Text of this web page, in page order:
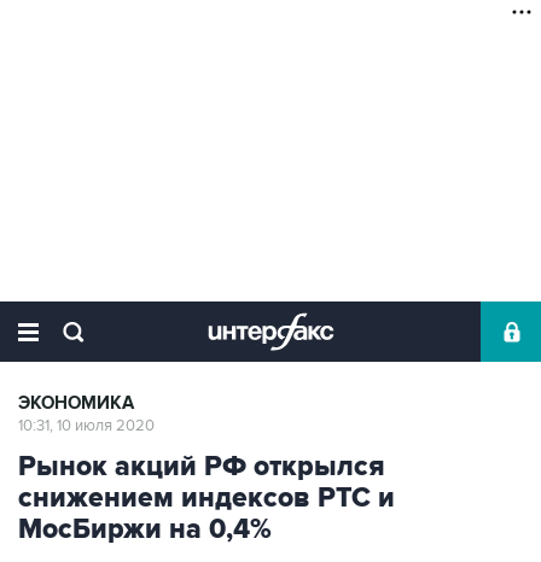
ЭКОНОМИКА
10:31, 10 июля 2020
Рынок акций РФ открылся
снижением индексов РТС и
МосБиржи на 0,4%